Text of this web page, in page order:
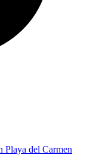
Playa del Carmen